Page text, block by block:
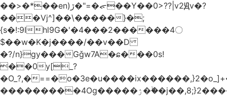
��>�*��en)ڒ�"=�ᯠ��Y��0>??|v2Ԭv�?
��ܹ�Vj^]��\�����}�;
{s�!:9Ihl9G�'�4���2������4〇
$��w�K�j����/��v��D
�?/n}gy���Gǧw7A�ɕ���0s!
��0y[_?
�O_?,�
���������4Og�����ۯ��ۙ�j��,8;}2����J��h��j���p}k*�^�|